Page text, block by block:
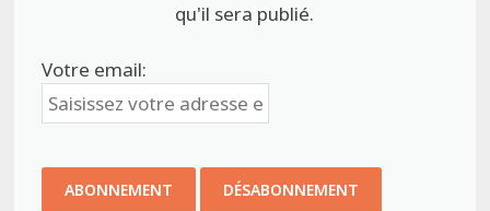
qu'il sera publié.
Votre email: